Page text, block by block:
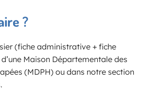
?
(fiche administrative + fiche
Maison Départementale des
(MDPH) ou dans notre section